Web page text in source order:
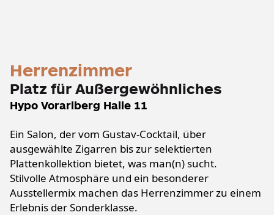
Herrenzimmer
Platz für Außergewöhnliches
Hypo Vorarlberg Halle 11
Ein Salon, der vom Gustav-Cocktail, über
ausgewählte Zigarren bis zur selektierten
Plattenkollektion bietet, was man(n) sucht.
Stilvolle Atmosphäre und ein besonderer
Ausstellermix machen das Herrenzimmer zu einem
Erlebnis der Sonderklasse.